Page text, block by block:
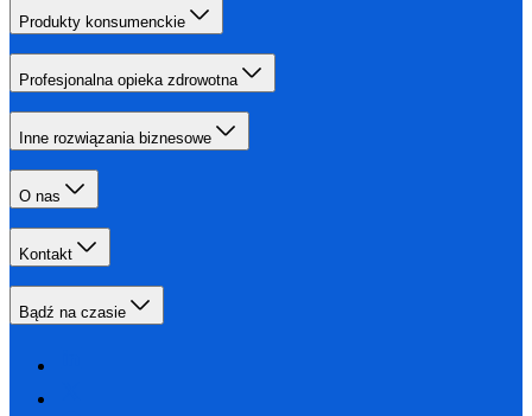
Produkty konsumenckie
Profesjonalna opieka zdrowotna
Inne rozwiązania biznesowe
O nas
Kontakt
Bądź na czasie